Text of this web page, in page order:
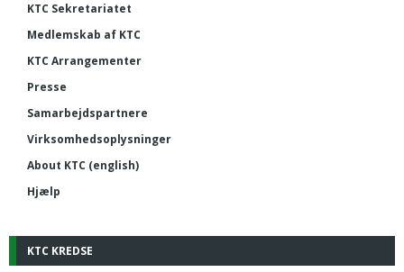
KTC Sekretariatet
Medlemskab af KTC
KTC Arrangementer
Presse
Samarbejdspartnere
Virksomhedsoplysninger
About KTC (english)
Hjælp
KTC KREDSE